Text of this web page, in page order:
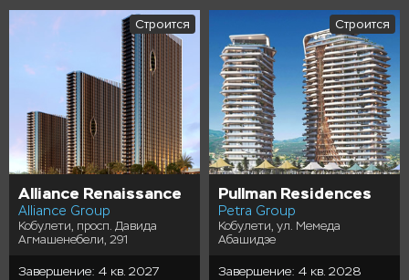
Строится
Alliance Renaissance
Alliance Group
Кобулети, просп. Давида
Агмашенебели, 291
Завершение: 4 кв. 2027
Строится
Pullman Residences
Petra Group
Кобулети, ул. Мемеда
Абашидзе
Завершение: 4 кв. 2028